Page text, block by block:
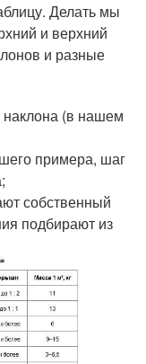
Делать мы
и верхний
и разные
(в нашем
примера, шаг
собственный
подбирают из